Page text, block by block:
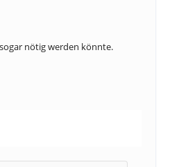
nötig werden könnte.